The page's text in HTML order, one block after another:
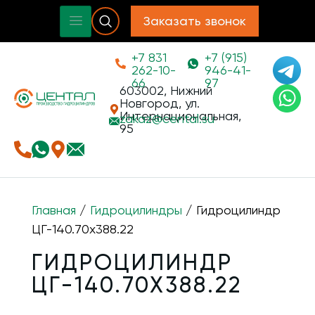
Заказать звонок
+7 831
262-10-
66
+7 (915)
946-41-
97
603002, Нижний
Новгород, ул.
Интернациональная,
95
zakaz@cental.su
Главная / Гидроцилиндры / Гидроцилиндр
ЦГ-140.70х388.22
ГИДРОЦИЛИНДР
ЦГ-140.70Х388.22